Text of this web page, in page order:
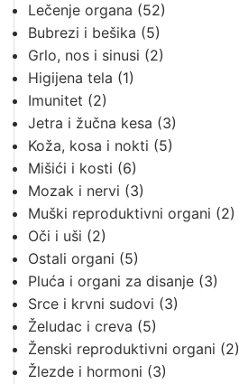
Lečenje organa (52)
Bubrezi i bešika (5)
Grlo, nos i sinusi (2)
Higijena tela (1)
Imunitet (2)
Jetra i žučna kesa (3)
Koža, kosa i nokti (5)
Mišići i kosti (6)
Mozak i nervi (3)
Muški reproduktivni organi (2)
Oči i uši (2)
Ostali organi (5)
Pluća i organi za disanje (3)
Srce i krvni sudovi (3)
Želudac i creva (5)
Ženski reproduktivni organi (2)
Žlezde i hormoni (3)